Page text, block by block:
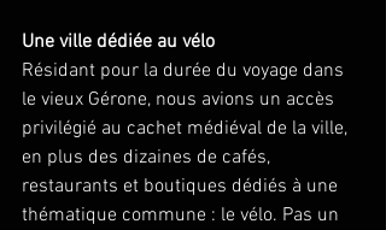
Une ville dédiée au vélo
Résidant pour la durée du voyage dans
le vieux Gérone, nous avions un accès
privilégié au cachet médiéval de la ville,
en plus des dizaines de cafés,
restaurants et boutiques dédiés à une
thématique commune : le vélo. Pas un